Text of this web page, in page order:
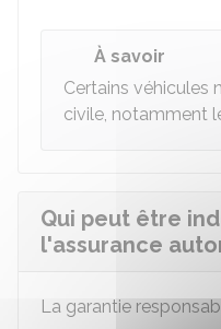
À savoir
Certains véhicules
civile, notamment
Qui peut être
l'assurance
La garantie